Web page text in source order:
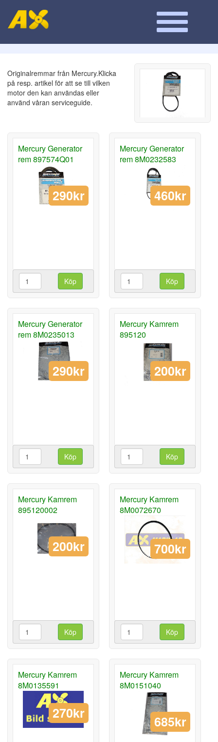
Originalremmar från Mercury.Klicka
på resp. artikel för att se till vilken
motor den kan användas eller
använd våran serviceguide.
Mercury Generator
rem 897574Q01
290kr
Köp
Mercury Generator
rem 8M0232583
460kr
Köp
Mercury Generator
rem 8M0235013
290kr
Köp
Mercury Kamrem
895120
200kr
Köp
Mercury Kamrem
895120002
200kr
Köp
Mercury Kamrem
8M0072670
700kr
Köp
Mercury Kamrem
8M0135591
270kr
Mercury Kamrem
8M0151040
685kr